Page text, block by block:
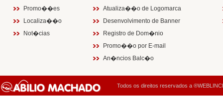
Promo��es
Localiza��o
Not�cias
Atualiza��o de Logomarca
Desenvolvimento de Banner
Registro de Dom�nio
Promo��o por E-mail
An�ncios Balc�o
Todos os direitos reservados a